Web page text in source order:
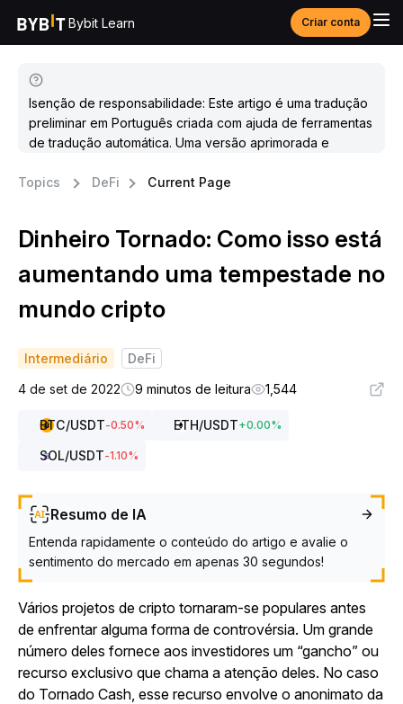
Bybit Learn Criar conta
Isenção de responsabilidade: Este artigo é uma tradução
preliminar em Português criada com ajuda de ferramentas
de tradução automática. Uma versão aprimorada e
Topics
DeFi Current Page
Dinheiro Tornado: Como isso está
aumentando uma tempestade no
mundo cripto
Intermediário
DeFi
4 de set de 2022
9 minutos de leitura 1,544
BTC/USDT-0.50% ETH/USDT+0.00%
SOL/USDT-1.10%
Resumo de IA
Entenda rapidamente o conteúdo do artigo e avalie o
sentimento do mercado em apenas 30 segundos!
Vários projetos de cripto tornaram-se populares antes
de enfrentar alguma forma de controvérsia. Um grande
número deles fornece aos investidores um “gancho” ou
recurso exclusivo que chama a atenção deles. No caso
do Tornado Cash, esse recurso envolve o anonimato da